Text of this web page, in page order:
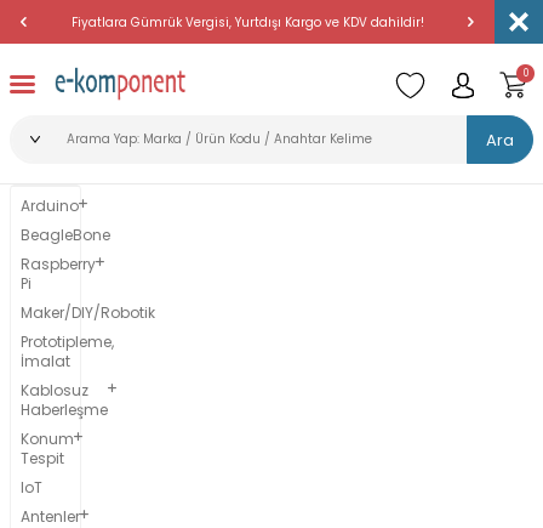
Fiyatlara Gümrük Vergisi, Yurtdışı Kargo ve KDV dahildir!
Ara
0
Arduino
BeagleBone
Raspberry
Pi
Maker/DIY/Robotik
Prototipleme,
İmalat
Kablosuz
Haberleşme
Konum
Tespit
IoT
Antenler